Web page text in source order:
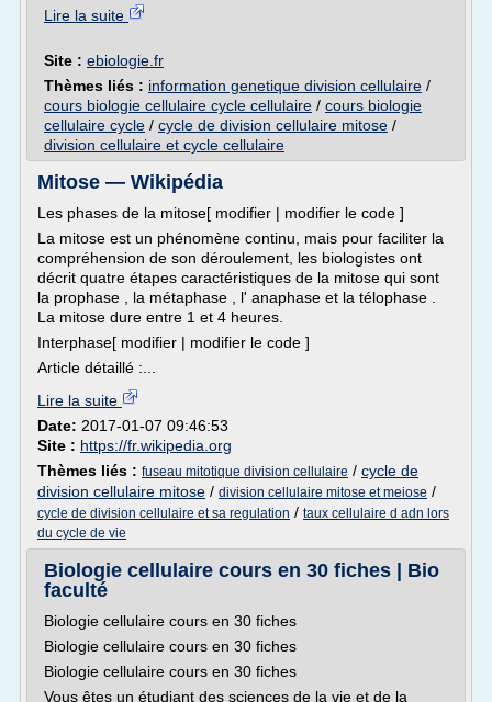
Lire la suite
Site : ebiologie.fr
Thèmes liés : information genetique division cellulaire /
cours biologie cellulaire cycle cellulaire / cours biologie
cellulaire cycle / cycle de division cellulaire mitose /
division cellulaire et cycle cellulaire
Mitose — Wikipédia
Les phases de la mitose[ modifier | modifier le code ]
La mitose est un phénomène continu, mais pour faciliter la
compréhension de son déroulement, les biologistes ont
décrit quatre étapes caractéristiques de la mitose qui sont
la prophase , la métaphase , l' anaphase et la télophase .
La mitose dure entre 1 et 4 heures.
Interphase[ modifier | modifier le code ]
Article détaillé :...
Lire la suite
Date: 2017-01-07 09:46:53
Site : https://fr.wikipedia.org
Thèmes liés : fuseau mitotique division cellulaire / cycle de
division cellulaire mitose / division cellulaire mitose et meiose /
cycle de division cellulaire et sa regulation / taux cellulaire d adn lors
du cycle de vie
Biologie cellulaire cours en 30 fiches | Bio
faculté
Biologie cellulaire cours en 30 fiches
Biologie cellulaire cours en 30 fiches
Biologie cellulaire cours en 30 fiches
Vous êtes un étudiant des sciences de la vie et de la